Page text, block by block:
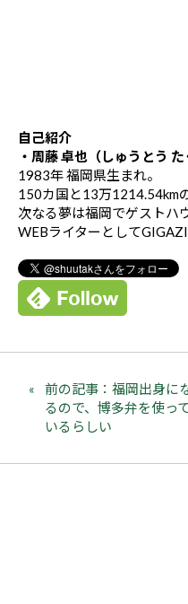
自己紹介
・周藤 卓也（しゅうとう た
1983年 福岡県生まれ。
150カ国と13万1214.54km
次なる夢は福岡でゲストハ
WEBライターとして
前の記事：福岡出身に
るので、博多弁を使っ
いるらしい